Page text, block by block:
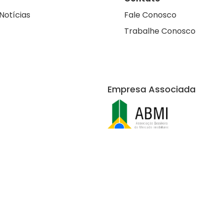
Fale Conosco
Trabalhe Conosco
Empresa Associada